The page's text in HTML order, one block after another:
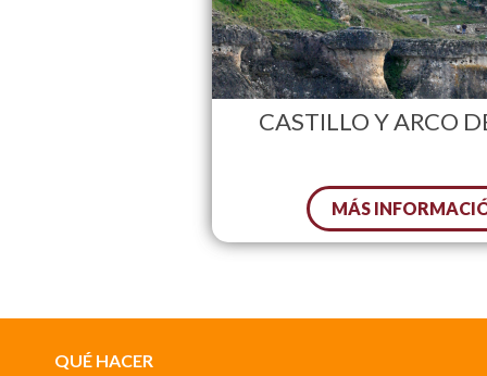
CASTILLO Y ARCO
MÁS
QUÉ HACER